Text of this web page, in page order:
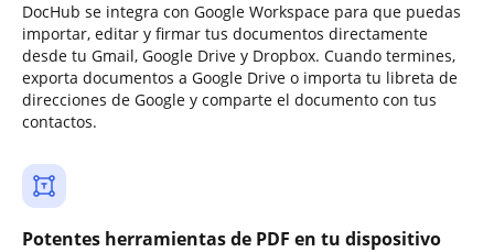
DocHub se integra con Google Workspace para que puedas
importar, editar y firmar tus documentos directamente
desde tu Gmail, Google Drive y Dropbox. Cuando termines,
exporta documentos a Google Drive o importa tu libreta de
direcciones de Google y comparte el documento con tus
contactos.
Potentes herramientas de PDF en tu dispositivo